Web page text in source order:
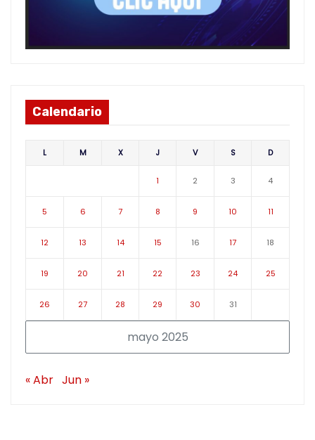
Calendario
mayo 2025
L M X J V S D
1 2 3 4
5 6 7 8 9 10 11
12 13 14 15 16 17 18
19 20 21 22 23 24 25
26 27 28 29 30 31
« Abr Jun »